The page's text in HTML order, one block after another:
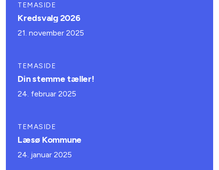
TEMASIDE
Kredsvalg 2026
21. november 2025
TEMASIDE
Din stemme tæller!
24. februar 2025
TEMASIDE
Læsø Kommune
24. januar 2025